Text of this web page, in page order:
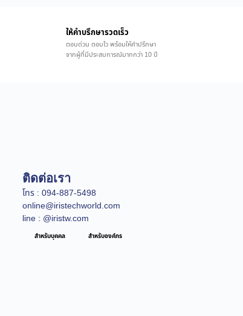
ให้คำบรึกษารวดเร็ว
ตอบด่วน ตอบไว พร้อมให้คำปรึกษา
จากผู้ที่มีประสบการณ์มากกว่า 10 ปี
ติดต่อเรา
โทร : 094-887-5498
online@iristechworld.com
line : @iristw.com
สำหรับบุคคล สำหรับองค์กร